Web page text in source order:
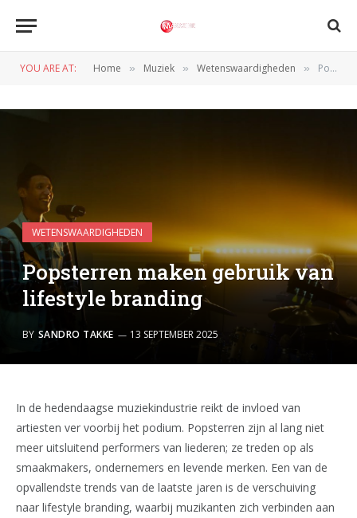
YOU ARE AT: Home » Muziek » Wetenswaardigheden » Popsterren maken gebruik van lifestyle branding
WETENSWAARDIGHEDEN
Popsterren maken gebruik van
lifestyle branding
BY SANDRO TAKKE 13 SEPTEMBER 2025
In de hedendaagse muziekindustrie reikt de invloed van
artiesten ver voorbij het podium. Popsterren zijn al lang niet
meer uitsluitend performers van liederen; ze treden op als
smaakmakers, ondernemers en levende merken. Een van de
opvallendste trends van de laatste jaren is de verschuiving
naar lifestyle branding, waarbij muzikanten zich verbinden aan